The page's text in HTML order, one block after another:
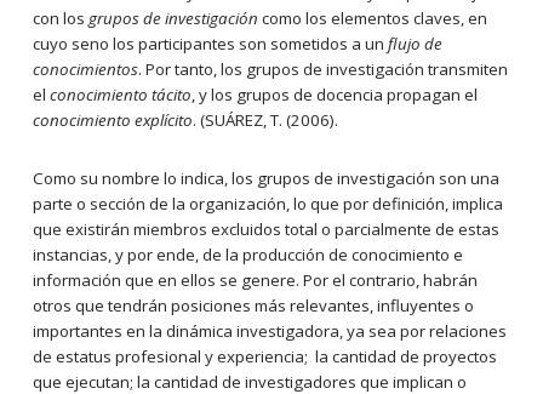
con los grupos de investigación como los elementos claves, en
cuyo seno los participantes son sometidos a un flujo de
conocimientos. Por tanto, los grupos de investigación transmiten
el conocimiento tácito, y los grupos de docencia propagan el
conocimiento explícito. (SUÁREZ, T. (2006).
Como su nombre lo indica, los grupos de investigación son una
parte o sección de la organización, lo que por definición, implica
que existirán miembros excluidos total o parcialmente de estas
instancias, y por ende, de la producción de conocimiento e
información que en ellos se genere. Por el contrario, habrán
otros que tendrán posiciones más relevantes, influyentes o
importantes en la dinámica investigadora, ya sea por relaciones
de estatus profesional y experiencia; la cantidad de proyectos
que ejecutan; la cantidad de investigadores que implican o